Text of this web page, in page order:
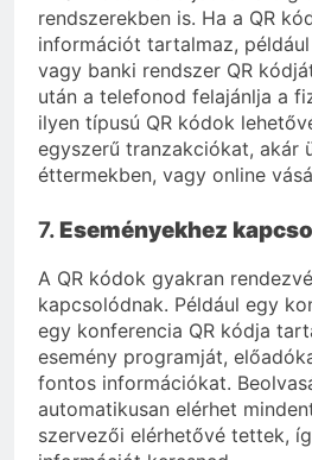
rendszerekben is. Ha a QR
információt tartalmaz,
vagy banki rendszer QR
után a telefonod felajánlja a
ilyen típusú QR kódok
egyszerű tranzakciókat, akár
éttermekben, vagy online
7. Eseményekhez
A QR kódok gyakran
kapcsolódnak. Például egy
egy konferencia QR kódja
esemény programját,
fontos információkat.
automatikusan elérhet
szervezői elérhetővé tettek,